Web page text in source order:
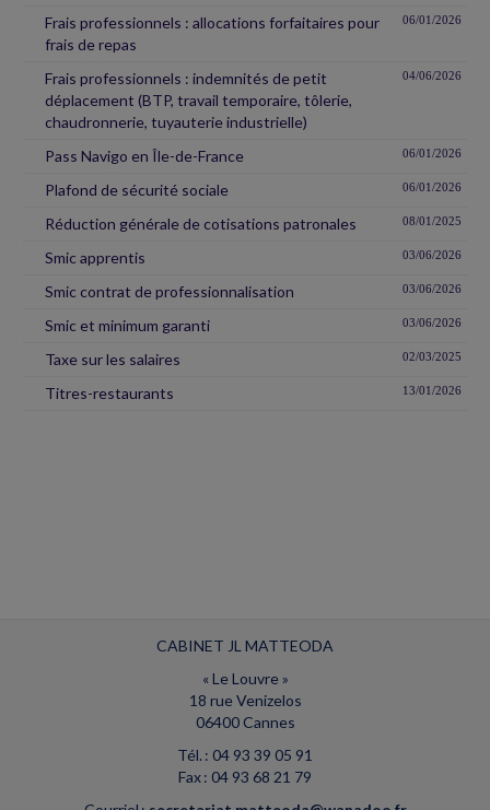
Frais professionnels : allocations forfaitaires pour
frais de repas
06/01/2026
Frais professionnels : indemnités de petit
déplacement (BTP, travail temporaire, tôlerie,
chaudronnerie, tuyauterie industrielle)
04/06/2026
Pass Navigo en Île-de-France 06/01/2026
Plafond de sécurité sociale 06/01/2026
Réduction générale de cotisations patronales 08/01/2025
Smic apprentis 03/06/2026
Smic contrat de professionnalisation 03/06/2026
Smic et minimum garanti 03/06/2026
Taxe sur les salaires 02/03/2025
Titres-restaurants 13/01/2026
CABINET JL MATTEODA
« Le Louvre »
18 rue Venizelos
06400 Cannes
Tél. : 04 93 39 05 91
Fax : 04 93 68 21 79